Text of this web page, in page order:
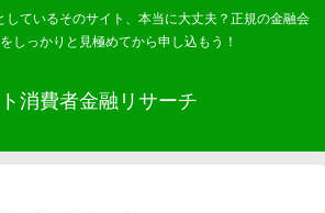
しているそのサイト、本当に大丈夫？正規の金融会
しっかりと見極めてから申し込もう！
消費者金融リサーチ